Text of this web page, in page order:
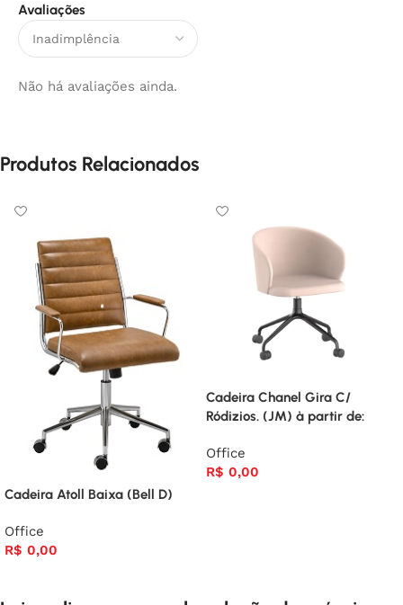
Avaliações
Não há avaliações ainda.
Produtos Relacionados
Cadeira Atoll Baixa (Bell D)
Office
R$ 0,00
Cadeira Chanel Gira C/
Ródizios. (JM) à partir de:
Office
R$ 0,00